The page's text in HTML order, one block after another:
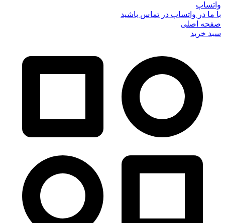
واتساپ
با ما در واتساپ در تماس باشید
صفحه اصلی
سبد خرید